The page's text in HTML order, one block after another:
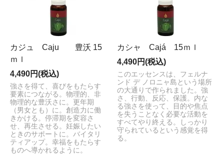
カジュ Caju 豊沃 15
ｍｌ
4,490円(税込)
強さを得て、喜びをもたらす
要素につながる。物理的、非
物理的な豊沃さに。更年期
（男女とも）に。創造力に働
きかける。停滞期を変容さ
せ、再生させる。妊娠したい
ときのサポートに。バイタリ
ティアップ。幸福をもたらす
ものへ導かれるように。
カシャ Cajá 15ｍｌ
4,490円(税込)
このエッセンスは、フェルナ
ンド デ ノロニャ島という場所
の大通りで作られました。強
さ、行動、反応、保護。内な
る強さを使って、目的や焦点
を失うことなく必要な活動を
すべてやり終える。しっかり
守られているという感覚を得
る。